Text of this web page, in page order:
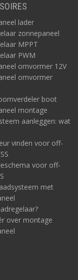
lader
zonnepaneel
MPPT
PWM
omvormer 12V
omvormer
boot
montage
aanleggen: wat
vinden voor off-
voor off-
met
over montage